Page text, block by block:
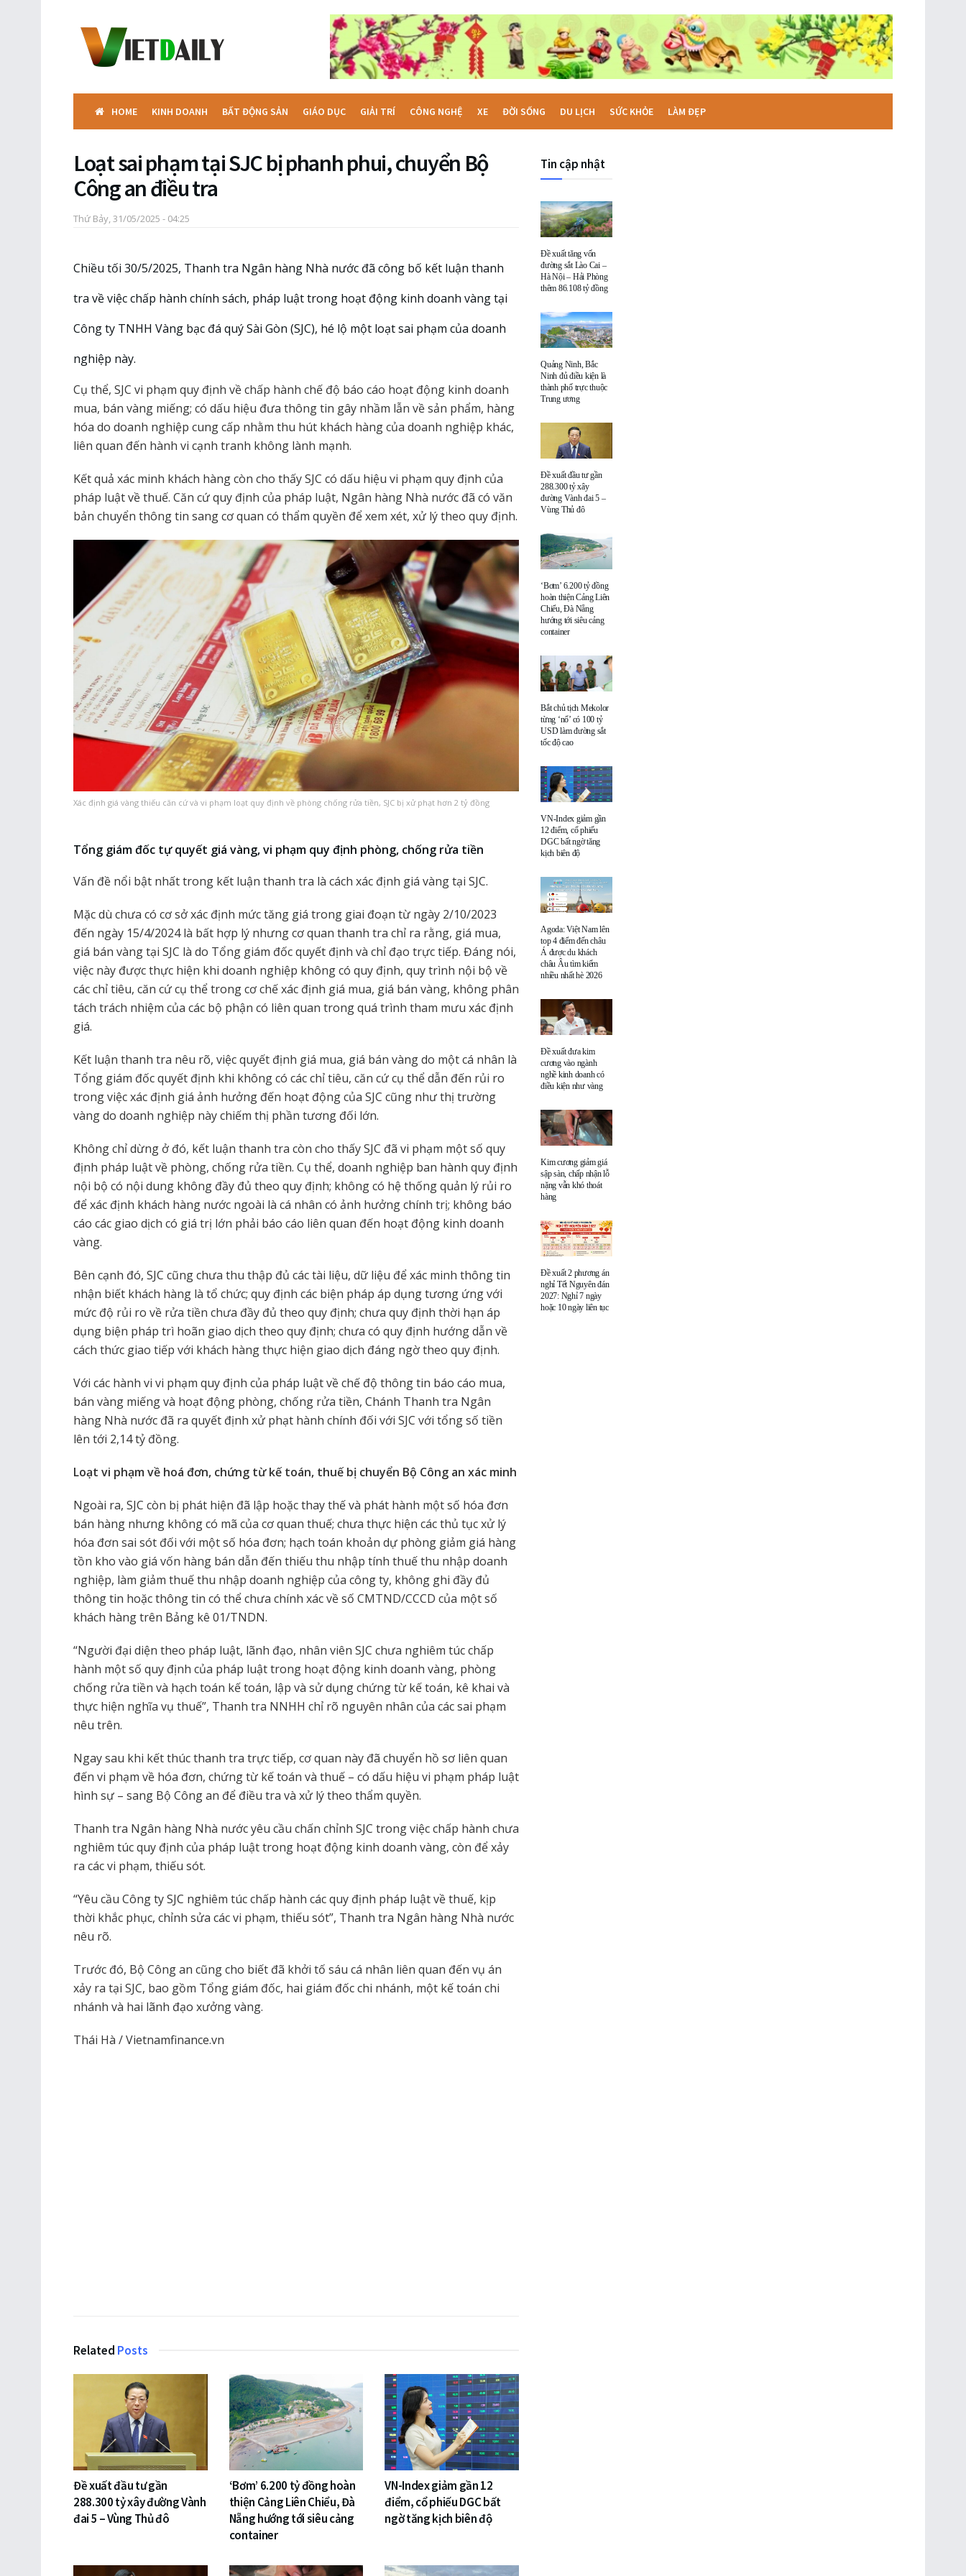
HOME KINH DOANH BẤT ĐỘNG SẢN GIÁO DỤC GIẢI TRÍ CÔNG NGHỆ XE ĐỜI SỐNG DU LỊCH SỨC KHỎE LÀM ĐẸP
Loạt sai phạm tại SJC bị phanh phui, chuyển Bộ
Công an điều tra
Thứ Bảy, 31/05/2025 - 04:25
Chiều tối 30/5/2025, Thanh tra Ngân hàng Nhà nước đã công bố kết luận thanh
tra về việc chấp hành chính sách, pháp luật trong hoạt động kinh doanh vàng tại
Công ty TNHH Vàng bạc đá quý Sài Gòn (SJC), hé lộ một loạt sai phạm của doanh
nghiệp này.
Cụ thể, SJC vi phạm quy định về chấp hành chế độ báo cáo hoạt động kinh doanh
mua, bán vàng miếng; có dấu hiệu đưa thông tin gây nhầm lẫn về sản phẩm, hàng
hóa do doanh nghiệp cung cấp nhằm thu hút khách hàng của doanh nghiệp khác,
liên quan đến hành vi cạnh tranh không lành mạnh.
Kết quả xác minh khách hàng còn cho thấy SJC có dấu hiệu vi phạm quy định của
pháp luật về thuế. Căn cứ quy định của pháp luật, Ngân hàng Nhà nước đã có văn
bản chuyển thông tin sang cơ quan có thẩm quyền để xem xét, xử lý theo quy định.
Xác định giá vàng thiếu căn cứ và vi phạm loạt quy định về phòng chống rửa tiền, SJC bị xử phạt hơn 2 tỷ đồng
Tổng giám đốc tự quyết giá vàng, vi phạm quy định phòng, chống rửa tiền
Vấn đề nổi bật nhất trong kết luận thanh tra là cách xác định giá vàng tại SJC.
Mặc dù chưa có cơ sở xác định mức tăng giá trong giai đoạn từ ngày 2/10/2023
đến ngày 15/4/2024 là bất hợp lý nhưng cơ quan thanh tra chỉ ra rằng, giá mua,
giá bán vàng tại SJC là do Tổng giám đốc quyết định và chỉ đạo trực tiếp. Đáng nói,
việc này được thực hiện khi doanh nghiệp không có quy định, quy trình nội bộ về
các chỉ tiêu, căn cứ cụ thể trong cơ chế xác định giá mua, giá bán vàng, không phân
tách trách nhiệm của các bộ phận có liên quan trong quá trình tham mưu xác định
giá.
Kết luận thanh tra nêu rõ, việc quyết định giá mua, giá bán vàng do một cá nhân là
Tổng giám đốc quyết định khi không có các chỉ tiêu, căn cứ cụ thể dẫn đến rủi ro
trong việc xác định giá ảnh hưởng đến hoạt động của SJC cũng như thị trường
vàng do doanh nghiệp này chiếm thị phần tương đối lớn.
Không chỉ dừng ở đó, kết luận thanh tra còn cho thấy SJC đã vi phạm một số quy
định pháp luật về phòng, chống rửa tiền. Cụ thể, doanh nghiệp ban hành quy định
nội bộ có nội dung không đầy đủ theo quy định; không có hệ thống quản lý rủi ro
để xác định khách hàng nước ngoài là cá nhân có ảnh hưởng chính trị; không báo
cáo các giao dịch có giá trị lớn phải báo cáo liên quan đến hoạt động kinh doanh
vàng.
Bên cạnh đó, SJC cũng chưa thu thập đủ các tài liệu, dữ liệu để xác minh thông tin
nhận biết khách hàng là tổ chức; quy định các biện pháp áp dụng tương ứng với
mức độ rủi ro về rửa tiền chưa đầy đủ theo quy định; chưa quy định thời hạn áp
dụng biện pháp trì hoãn giao dịch theo quy định; chưa có quy định hướng dẫn về
cách thức giao tiếp với khách hàng thực hiện giao dịch đáng ngờ theo quy định.
Với các hành vi vi phạm quy định của pháp luật về chế độ thông tin báo cáo mua,
bán vàng miếng và hoạt động phòng, chống rửa tiền, Chánh Thanh tra Ngân
hàng Nhà nước đã ra quyết định xử phạt hành chính đối với SJC với tổng số tiền
lên tới 2,14 tỷ đồng.
Loạt vi phạm về hoá đơn, chứng từ kế toán, thuế bị chuyển Bộ Công an xác minh
Ngoài ra, SJC còn bị phát hiện đã lập hoặc thay thế và phát hành một số hóa đơn
bán hàng nhưng không có mã của cơ quan thuế; chưa thực hiện các thủ tục xử lý
hóa đơn sai sót đối với một số hóa đơn; hạch toán khoản dự phòng giảm giá hàng
tồn kho vào giá vốn hàng bán dẫn đến thiếu thu nhập tính thuế thu nhập doanh
nghiệp, làm giảm thuế thu nhập doanh nghiệp của công ty, không ghi đầy đủ
thông tin hoặc thông tin có thể chưa chính xác về số CMTND/CCCD của một số
khách hàng trên Bảng kê 01/TNDN.
“Người đại diện theo pháp luật, lãnh đạo, nhân viên SJC chưa nghiêm túc chấp
hành một số quy định của pháp luật trong hoạt động kinh doanh vàng, phòng
chống rửa tiền và hạch toán kế toán, lập và sử dụng chứng từ kế toán, kê khai và
thực hiện nghĩa vụ thuế”, Thanh tra NNHH chỉ rõ nguyên nhân của các sai phạm
nêu trên.
Ngay sau khi kết thúc thanh tra trực tiếp, cơ quan này đã chuyển hồ sơ liên quan
đến vi phạm về hóa đơn, chứng từ kế toán và thuế – có dấu hiệu vi phạm pháp luật
hình sự – sang Bộ Công an để điều tra và xử lý theo thẩm quyền.
Thanh tra Ngân hàng Nhà nước yêu cầu chấn chỉnh SJC trong việc chấp hành chưa
nghiêm túc quy định của pháp luật trong hoạt động kinh doanh vàng, còn để xảy
ra các vi phạm, thiếu sót.
“Yêu cầu Công ty SJC nghiêm túc chấp hành các quy định pháp luật về thuế, kịp
thời khắc phục, chỉnh sửa các vi phạm, thiếu sót”, Thanh tra Ngân hàng Nhà nước
nêu rõ.
Trước đó, Bộ Công an cũng cho biết đã khởi tố sáu cá nhân liên quan đến vụ án
xảy ra tại SJC, bao gồm Tổng giám đốc, hai giám đốc chi nhánh, một kế toán chi
nhánh và hai lãnh đạo xưởng vàng.
Thái Hà / Vietnamfinance.vn
Related Posts
Đề xuất đầu tư gần
288.300 tỷ xây đường Vành
đai 5 – Vùng Thủ đô
‘Bơm’ 6.200 tỷ đồng hoàn
thiện Cảng Liên Chiểu, Đà
Nẵng hướng tới siêu cảng
container
VN-Index giảm gần 12
điểm, cổ phiếu DGC bất
ngờ tăng kịch biên độ
Tin cập nhật
Đề xuất tăng vốn
đường sắt Lào Cai –
Hà Nội – Hải Phòng
thêm 86.108 tỷ đồng
Quảng Ninh, Bắc
Ninh đủ điều kiện là
thành phố trực thuộc
Trung ương
Đề xuất đầu tư gần
288.300 tỷ xây
đường Vành đai 5 –
Vùng Thủ đô
‘Bơm’ 6.200 tỷ đồng
hoàn thiện Cảng Liên
Chiểu, Đà Nẵng
hướng tới siêu cảng
container
Bắt chủ tịch Mekolor
từng ‘nổ’ có 100 tỷ
USD làm đường sắt
tốc độ cao
VN-Index giảm gần
12 điểm, cổ phiếu
DGC bất ngờ tăng
kịch biên độ
Agoda: Việt Nam lên
top 4 điểm đến châu
Á được du khách
châu Âu tìm kiếm
nhiều nhất hè 2026
Đề xuất đưa kim
cương vào ngành
nghề kinh doanh có
điều kiện như vàng
Kim cương giảm giá
sập sàn, chấp nhận lỗ
nặng vẫn khó thoát
hàng
Đề xuất 2 phương án
nghỉ Tết Nguyên đán
2027: Nghỉ 7 ngày
hoặc 10 ngày liên tục